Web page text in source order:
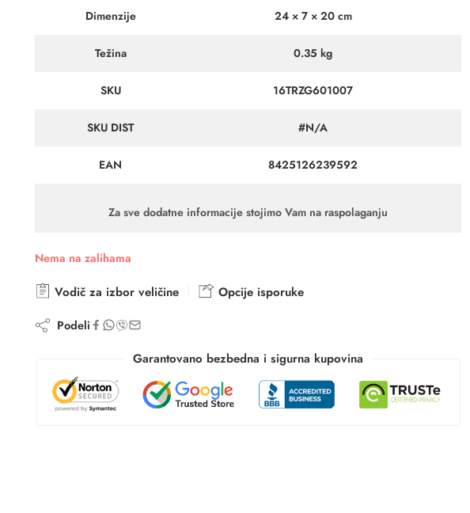
Dimenzije 24 × 7 × 20 cm
Težina 0.35 kg
SKU 16TRZG601007
SKU DIST #N/A
EAN 8425126239592
Za sve dodatne informacije stojimo Vam na raspolaganju
Nema na zalihama
Vodič za izbor veličine Opcije isporuke
Podeli
Garantovano bezbedna i sigurna kupovina